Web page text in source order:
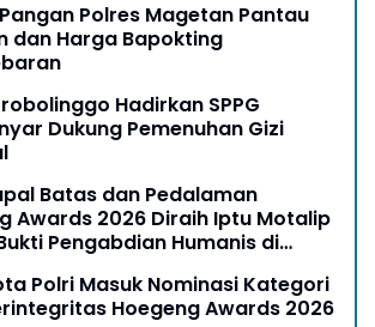
Polres Magetan Pantau
dan Harga Bapokting
Hadirkan SPPG
Dukung Pemenuhan Gizi
Batas dan Pedalaman
Awards 2026 Diraih Iptu Motalip
Pengabdian Humanis di
Polri Masuk Nominasi Kategori
Hoegeng Awards 2026